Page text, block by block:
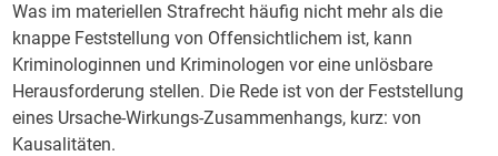
Was im materiellen Strafrecht häufig nicht mehr als die
knappe Feststellung von Offensichtlichem ist, kann
Kriminologinnen und Kriminologen vor eine unlösbare
Herausforderung stellen. Die Rede ist von der Feststellung
eines Ursache-Wirkungs-Zusammenhangs, kurz: von
Kausalitäten.